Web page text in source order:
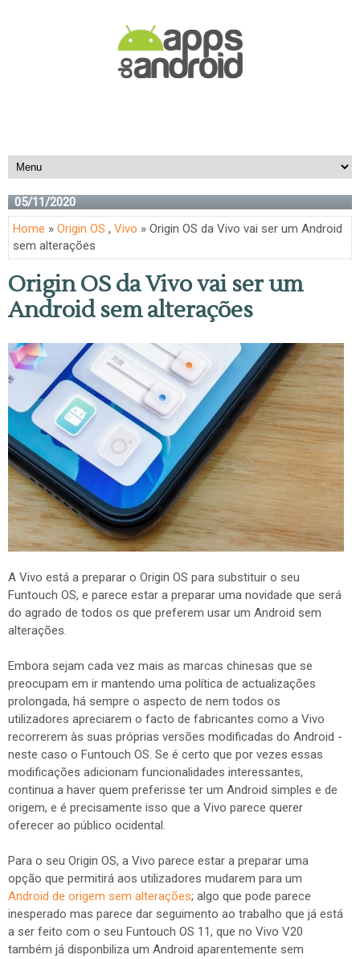
05/11/2020
Home » Origin OS , Vivo » Origin OS da Vivo vai ser um Android
sem alterações
Origin OS da Vivo vai ser um
Android sem alterações
A Vivo está a preparar o Origin OS para substituir o seu
Funtouch OS, e parece estar a preparar uma novidade que será
do agrado de todos os que preferem usar um Android sem
alterações.
Embora sejam cada vez mais as marcas chinesas que se
preocupam em ir mantendo uma política de actualizações
prolongada, há sempre o aspecto de nem todos os
utilizadores apreciarem o facto de fabricantes como a Vivo
recorrerem às suas próprias versões modificadas do Android -
neste caso o Funtouch OS. Se é certo que por vezes essas
modificações adicionam funcionalidades interessantes,
continua a haver quem preferisse ter um Android simples e de
origem, e é precisamente isso que a Vivo parece querer
oferecer ao público ocidental.
Para o seu Origin OS, a Vivo parece estar a preparar uma
opção que permitirá aos utilizadores mudarem para um
Android de origem sem alterações; algo que pode parece
inesperado mas parece dar seguimento ao trabalho que já está
a ser feito com o seu Funtouch OS 11, que no Vivo V20
também já disponbiliza um Android aparentemente sem